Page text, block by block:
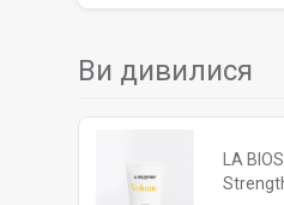
Ви дивилися
LA